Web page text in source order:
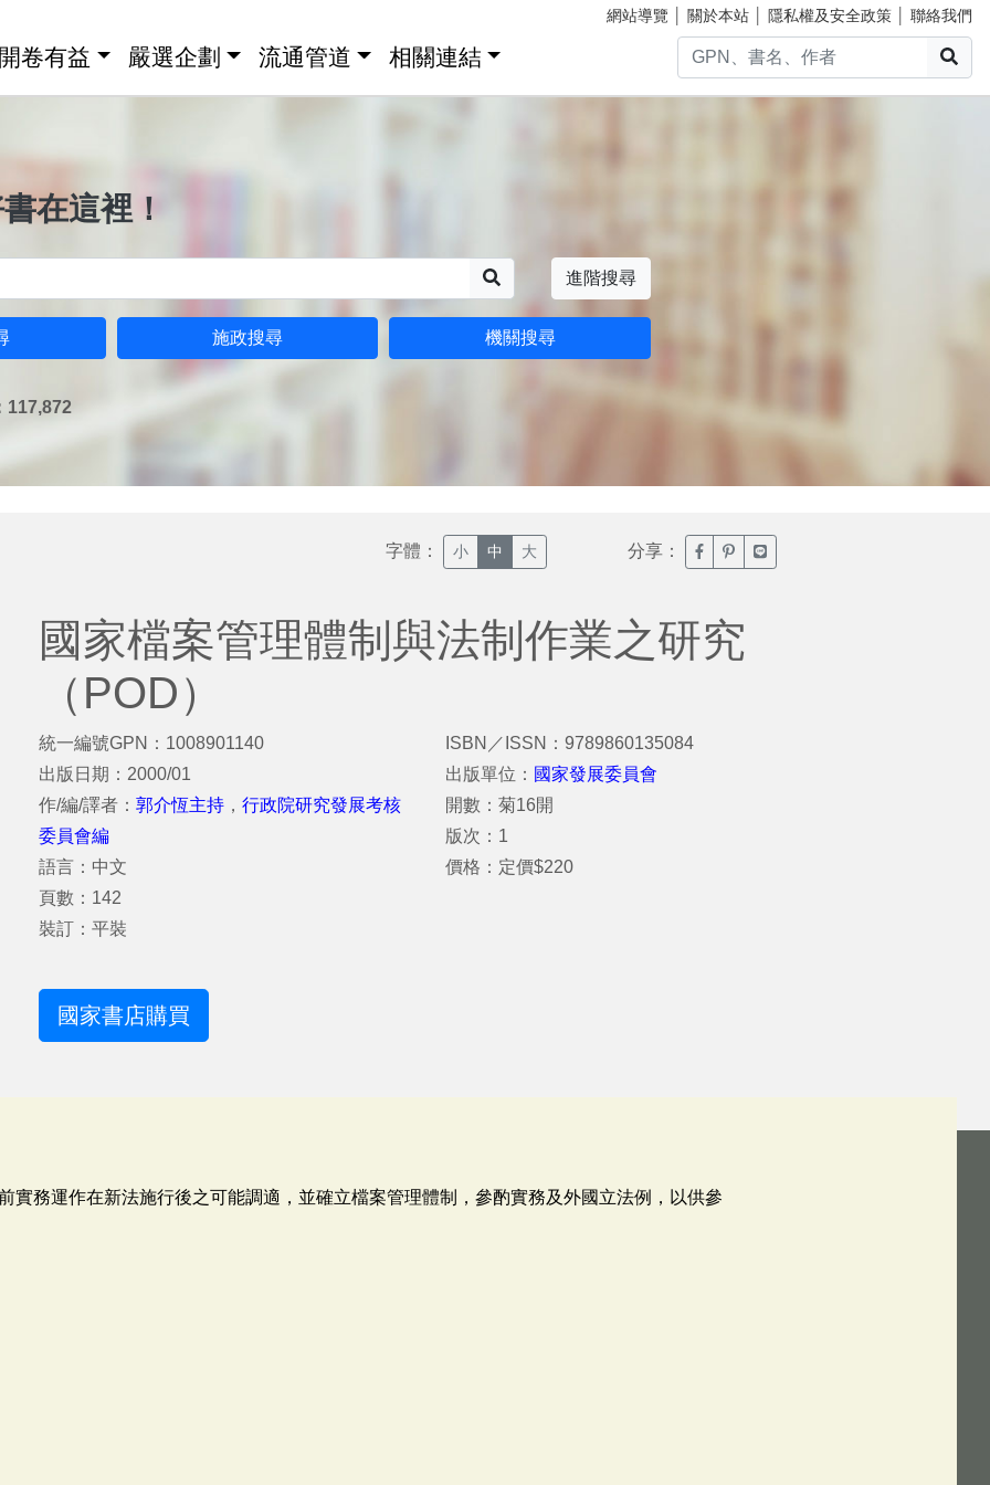
網站導覽 關於本站 隱私權及安全政策 聯絡我們
卷有益 嚴選企劃 流通管道 相關連結
在這裡！
進階搜尋
施政搜尋 機關搜尋
117,872
字體： 小 中 大 分享： 臉書分享(另開新視窗)
噗浪分享(另開新視窗)
Line分享(另開新視窗)
國家檔案管理體制與法制作業之研究
（POD）
統一編號GPN：1008901140
出版日期：2000/01
作/編/譯者： 郭介恆主持 ， 行政院研究發展考核
委員會編
語言：中文
頁數：142
裝訂：平裝
ISBN／ISSN：9789860135084
出版單位： 國家發展委員會
開數：菊16開
版次：1
價格：定價$220
國家書店購買
實務運作在新法施行後之可能調適，並確立檔案管理體制，參酌實務及外國立法例，以供參